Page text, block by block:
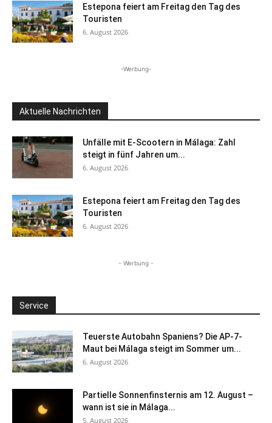
Estepona feiert am Freitag den Tag des
Touristen
6. August 2026
-Werbung-
Aktuelle Nachrichten
Unfälle mit E-Scootern in Málaga: Zahl
steigt in fünf Jahren um...
6. August 2026
Estepona feiert am Freitag den Tag des
Touristen
6. August 2026
- Werbung -
Service
Teuerste Autobahn Spaniens? Die AP-7-
Maut bei Málaga steigt im Sommer um...
6. August 2026
Partielle Sonnenfinsternis am 12. August –
wann ist sie in Málaga...
5. August 2026